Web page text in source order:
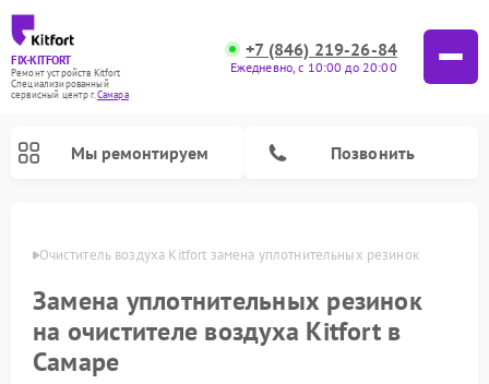
FIX-KITFORT
Ремонт устройств Kitfort
Специализированный
cервисный центр г.Самара
+7 (846) 219-26-84
Ежедневно, с 10:00 до 20:00
Мы ремонтируем Позвонить
Очиститель воздуха Kitfort замена уплотнительных резинок
Замена уплотнительных резинок
на очистителе воздуха Kitfort в
Самаре